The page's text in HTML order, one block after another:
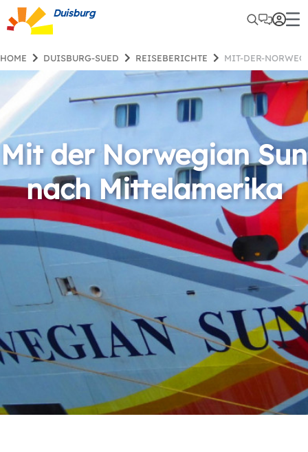
Duisburg
HOME DUISBURG-SUED REISEBERICHTE MIT-DER-
Mit der Norwegian Sun
nach Mittelamerika